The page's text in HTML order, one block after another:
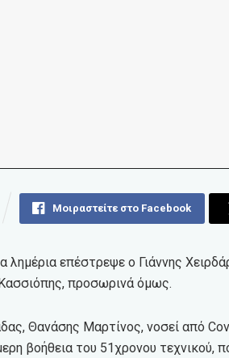
Μοιραστείτε στο Facebook
λημέρια επέστρεψε ο Γιάννης
προσωρινά όμως.
Θανάσης Μαρτίνος, νοσεί από
βοήθεια του 51χρονου